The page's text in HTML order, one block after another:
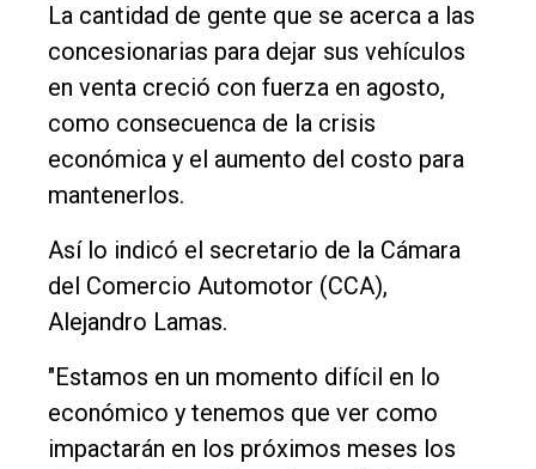
Entrevistas
Rural
Deportes
Empresa
Nosotros
La cantidad de gente que se acerca a las
concesionarias para dejar sus vehículos
en venta creció con fuerza en agosto,
como consecuenca de la crisis
económica y el aumento del costo para
mantenerlos.
Así lo indicó el secretario de la Cámara
del Comercio Automotor (CCA),
Alejandro Lamas.
"Estamos en un momento difícil en lo
económico y tenemos que ver como
impactarán en los próximos meses los